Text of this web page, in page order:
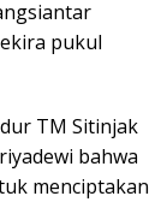
pukul
TM Sitinjak
bahwa
menciptakan